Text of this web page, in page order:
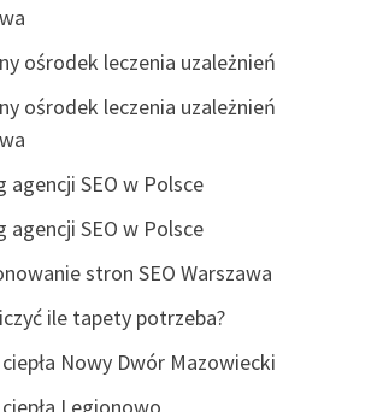
ośrodek leczenia uzależnień
ośrodek leczenia uzależnień
agencji SEO w Polsce
agencji SEO w Polsce
stron SEO Warszawa
ile tapety potrzeba?
Nowy Dwór Mazowiecki